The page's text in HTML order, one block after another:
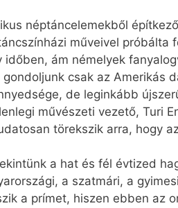
néptáncelemekből
műveivel próbálta
időben, ám némelyek
csak az Amerikás
de leginkább
művészeti vezető, Turi
törekszik arra, hogy
a hat és fél évtized
a szatmári, a
a prímet, hiszen ebben az